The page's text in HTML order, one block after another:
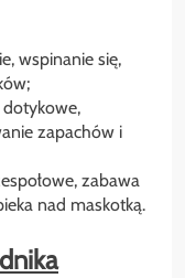
wspinanie się,
dotykowe,
zapachów i
zabawa
nad maskotką.